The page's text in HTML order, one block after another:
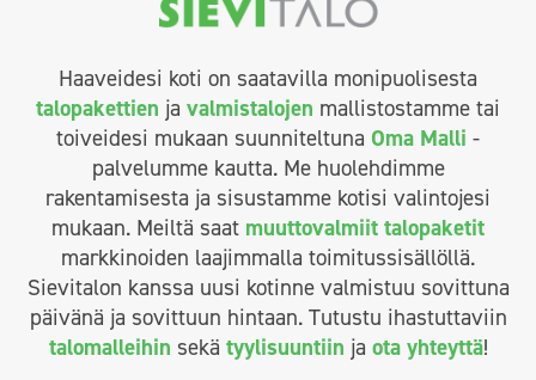
Haaveidesi koti on saatavilla monipuolisesta
talopakettien ja valmistalojen mallistostamme tai
toiveidesi mukaan suunniteltuna Oma Malli -
palvelumme kautta. Me huolehdimme
rakentamisesta ja sisustamme kotisi valintojesi
mukaan. Meiltä saat muuttovalmiit talopaketit
markkinoiden laajimmalla toimitussisällöllä.
Sievitalon kanssa uusi kotinne valmistuu sovittuna
päivänä ja sovittuun hintaan. Tutustu ihastuttaviin
talomalleihin sekä tyylisuuntiin ja ota yhteyttä!